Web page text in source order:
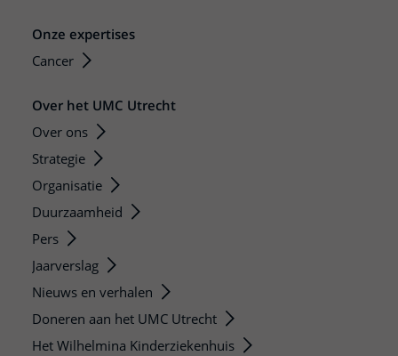
Onze expertises
Cancer
Over het UMC Utrecht
Over ons
Strategie
Organisatie
Duurzaamheid
Pers
Jaarverslag
Nieuws en verhalen
Doneren aan het UMC Utrecht
Het Wilhelmina Kinderziekenhuis